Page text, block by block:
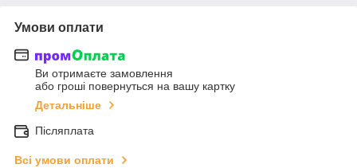
Умови оплати
Ви отримаєте замовлення
або гроші повернуться на вашу картку
Детальніше
Післяплата
Всі умови оплати